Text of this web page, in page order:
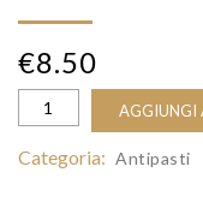
€8.50
AGGIUNGI
Categoria: Antipasti